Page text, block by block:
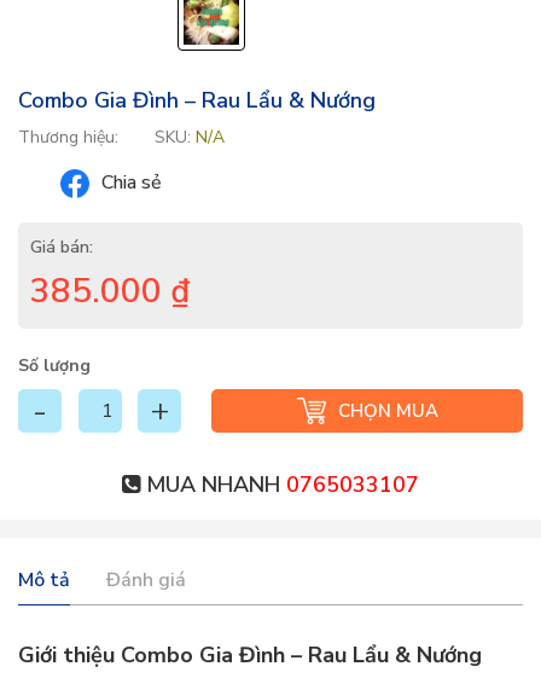
Combo Gia Đình – Rau Lẩu & Nướng
Thương hiệu: SKU: N/A
Chia sẻ
Giá bán:
385.000 ₫
Số lượng
CHỌN MUA
MUA NHANH 0765033107
Mô tả Đánh giá
Giới thiệu Combo Gia Đình – Rau Lẩu & Nướng